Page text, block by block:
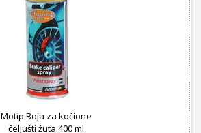
Motip Boja za kočione
čeljušti žuta 400 ml